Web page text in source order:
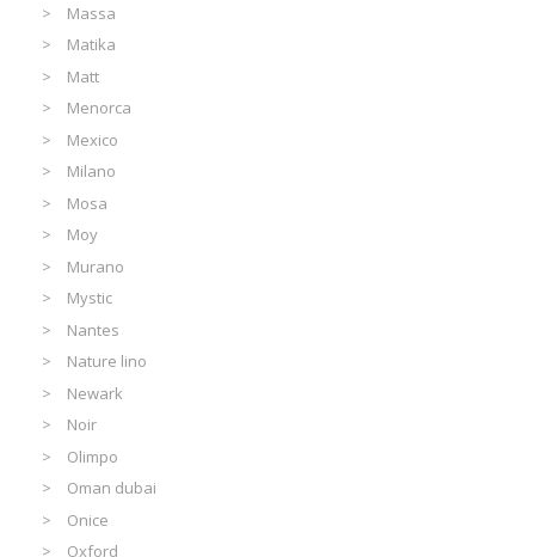
Massa
Matika
Matt
Menorca
Mexico
Milano
Mosa
Moy
Murano
Mystic
Nantes
Nature lino
Newark
Noir
Olimpo
Oman dubai
Onice
Oxford